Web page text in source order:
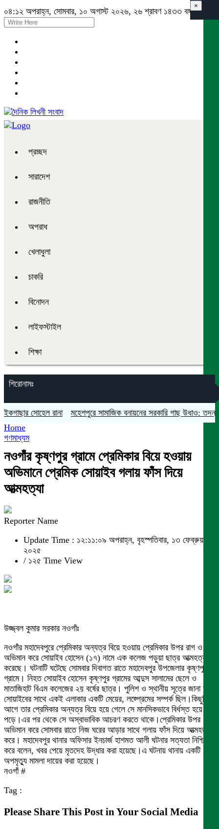
০৪:১২ অপরাহ্ন, সোমবার, ১০ অগাস্ট ২০২৬, ২৬ শ্রাবণ ১৪৩৩ বঙ্গাব্দ
প্রচ্ছদ
সারাদেশ
রাজনীতি
অপরাধ
খেলাধুলা
চাকরি
বিনোদন
লাইফস্টাইল
শিক্ষা
শিরোনামঃ
সোহেল রানা মহেশপুরে সামাজিক বনায়নের সরকারি গাছ উধাও: তদন্ত ও
×
Home
গণমাধ্যম
নওগাঁর কৃষ্ণপুর গ্রামে প্রেমিকার বিয়ে হওয়ায়
অভিমানে প্রেমিক সোয়াইব গলায় ফাঁস দিয়ে
আত্মহত্যা
Reporter Name
Update Time : ১২:১১:০৯ অপরাহ্ন, বৃহস্পতিবার, ১৩ ফেব্রুয়ারী
২০২৫
/ ১২৫ Time View
উজ্জ্বল কুমার সরকার নওগাঁঃ
নওগাঁর মহাদেবপুরে প্রেমিকার অন্যত্র বিয়ে হওয়ায় প্রেমিকার উপর রাগ ও
অভিমান করে সোয়াইব হোসেন (১৭) নামে এক কলেজ পড়ুয়া ছাত্র আত্মহত্যা
করেছে। ঘটনাটি ঘটেছে সোমবার দিবাগত রাতে মহাদেবপুর উপজেলার কৃষ্ণপুর
গ্রামে। নিহত সোয়াইব হোসেন কৃষ্ণপুর গ্রামের আব্দুস সালামের ছেলে ও
মাতাজিহাট বিএম কলেজের ২য় বর্ষের ছাত্র। পুলিশ ও স্থানীয় সূত্রে জানা যায়,
সোয়াইবের সাথে একই এলাকার একটি মেয়ের, লজ্প্রেমের সম্পর্ক ছিল।কিছুদিন
আগে তার প্রেমিকার অন্যত্র বিয়ে হয়ে গেলে সে মানসিকভাবে বির্ধস্ত হয়ে
পড়ে।এর পর থেকে সে অস্বাভাবিক আচরণ করতে থাকে।প্রেমিকার উপর
অভিমান করে সোমবার রাতে নিজ ঘরের আড়ার সাথে গলায় ফাঁস দিয়ে আত্মহত্যা
করে। মহাদেবপুর থানার অফিসার ইনচার্জ হাশমত আলী ঘটনার সত্যতা নিশ্চিত
করে বলেন, খবর পেয়ে মৃতদেহ উদ্ধার করা হয়েছে।এ ঘটনায় থানায় একটি
অপমৃত্যু মামলা দায়ের করা হয়েছে।
নওগাঁ #
Tag :
Please Share This Post in Your Social Media